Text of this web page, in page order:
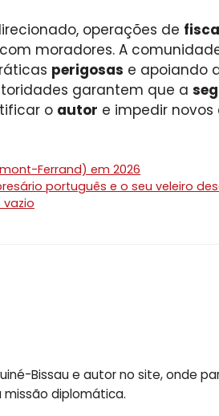
operações de
com moradores. A
perigosas e apoiando
garantem que a
o autor e impedir novos
Ferrand) em 2026
português e o seu veleiro
Bissau e autor no site, onde
diplomática.